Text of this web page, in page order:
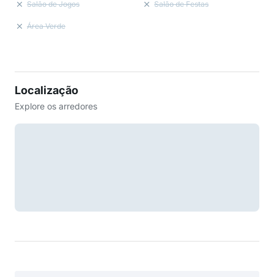
Salão de Jogos Salão de Festas
Área Verde
Localização
Explore os arredores